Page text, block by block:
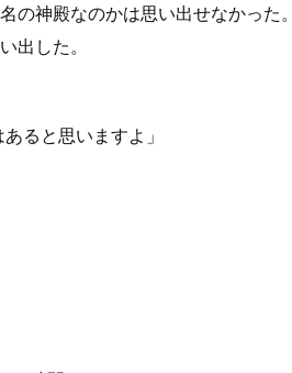
神殿なのかは思い出せなかった。
出した。
ると思いますよ」